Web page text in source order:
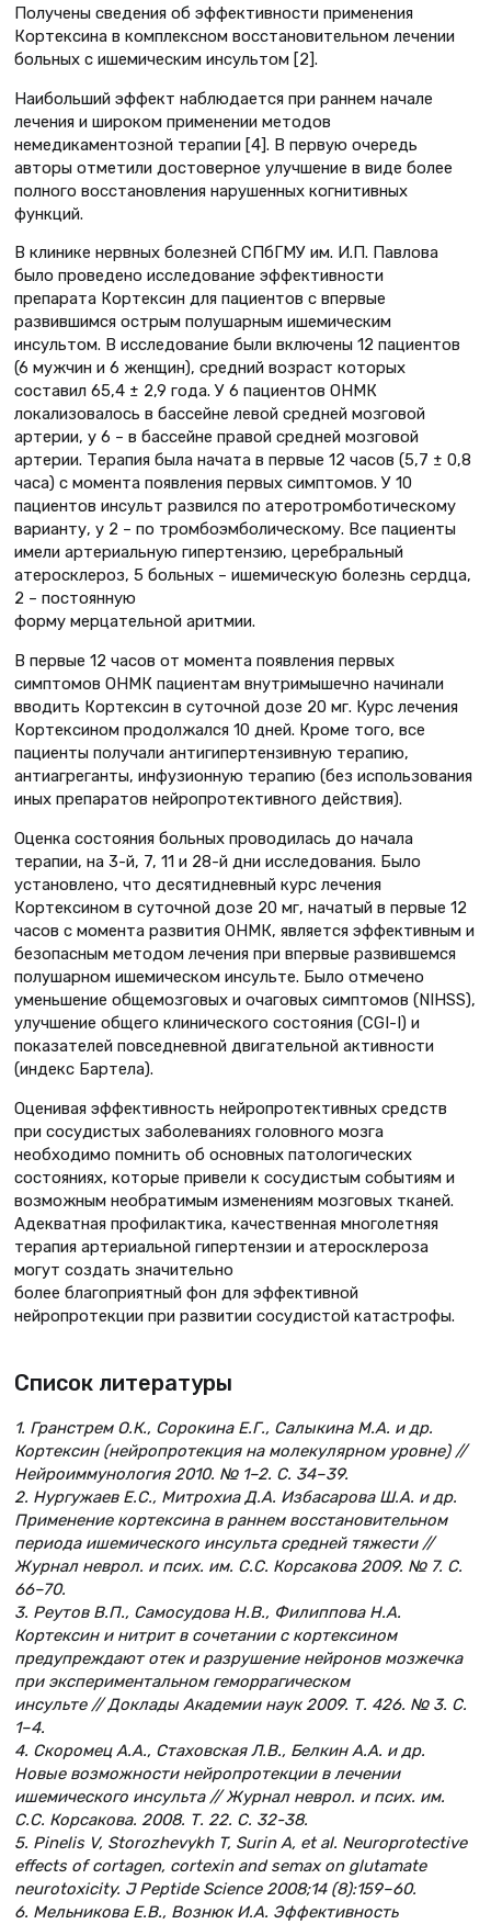
Получены сведения об эффективности применения
Кортексина в комплексном восстановительном лечении
больных с ишемическим инсультом [2].
Наибольший эффект наблюдается при раннем начале
лечения и широком применении методов
немедикаментозной терапии [4]. В первую очередь
авторы отметили достоверное улучшение в виде более
полного восстановления нарушенных когнитивных
функций.
В клинике нервных болезней СПбГМУ им. И.П. Павлова
было проведено исследование эффективности
препарата Кортексин для пациентов с впервые
развившимся острым полушарным ишемическим
инсультом. В исследование были включены 12 пациентов
(6 мужчин и 6 женщин), средний возраст которых
составил 65,4 ± 2,9 года. У 6 пациентов ОНМК
локализовалось в бассейне левой средней мозговой
артерии, у 6 – в бассейне правой средней мозговой
артерии. Терапия была начата в первые 12 часов (5,7 ± 0,8
часа) с момента появления первых симптомов. У 10
пациентов инсульт развился по атеротромботическому
варианту, у 2 – по тромбоэмболическому. Все пациенты
имели артериальную гипертензию, церебральный
атеросклероз, 5 больных – ишемическую болезнь сердца,
2 – постоянную
форму мерцательной аритмии.
В первые 12 часов от момента появления первых
симптомов ОНМК пациентам внутримышечно начинали
вводить Кортексин в суточной дозе 20 мг. Курс лечения
Кортексином продолжался 10 дней. Кроме того, все
пациенты получали антигипертензивную терапию,
антиагреганты, инфузионную терапию (без использования
иных препаратов нейропротективного действия).
Оценка состояния больных проводилась до начала
терапии, на 3-й, 7, 11 и 28-й дни исследования. Было
установлено, что десятидневный курс лечения
Кортексином в суточной дозе 20 мг, начатый в первые 12
часов с момента развития ОНМК, является эффективным и
безопасным методом лечения при впервые развившемся
полушарном ишемическом инсульте. Было отмечено
уменьшение общемозговых и очаговых симптомов (NIHSS),
улучшение общего клинического состояния (CGI-I) и
показателей повседневной двигательной активности
(индекс Бартела).
Оценивая эффективность нейропротективных средств
при сосудистых заболеваниях головного мозга
необходимо помнить об основных патологических
состояниях, которые привели к сосудистым событиям и
возможным необратимым изменениям мозговых тканей.
Адекватная профилактика, качественная многолетняя
терапия артериальной гипертензии и атеросклероза
могут создать значительно
более благоприятный фон для эффективной
нейропротекции при развитии сосудистой катастрофы.
Список литературы
1. Гранстрем О.К., Сорокина Е.Г., Салыкина М.А. и др.
Кортексин (нейропротекция на молекулярном уровне) //
Нейроиммунология 2010. № 1–2. С. 34–39.
2. Нургужаев Е.С., Митрохиа Д.А. Избасарова Ш.А. и др.
Применение кортексина в раннем восстановительном
периода ишемического инсульта средней тяжести //
Журнал неврол. и псих. им. С.С. Корсакова 2009. № 7. С.
66–70.
3. Реутов В.П., Самосудова Н.В., Филиппова Н.А.
Кортексин и нитрит в сочетании с кортексином
предупреждают отек и разрушение нейронов мозжечка
при экспериментальном геморрагическом
инсульте // Доклады Академии наук 2009. Т. 426. № 3. С.
1–4.
4. Скоромец А.А., Стаховская Л.В., Белкин А.А. и др.
Новые возможности нейропротекции в лечении
ишемического инсульта // Журнал неврол. и псих. им.
С.С. Корсакова. 2008. Т. 22. С. 32-38.
5. Pinelis V, Storozhevykh T, Surin A, et al. Neuroprotective
effects of cortagen, cortexin and semax on glutamate
neurotoxicity. J Peptide Science 2008;14 (8):159–60.
6. Мельникова Е.В., Вознюк И.А. Эффективность